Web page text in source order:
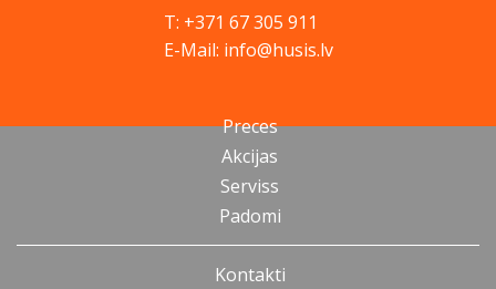
T: +371 67 305 911
E-Mail: info@husis.lv
Preces
Akcijas
Serviss
Padomi
Kontakti